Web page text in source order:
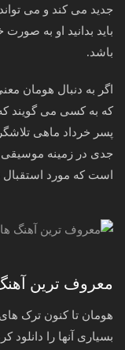
جدید می کند و می
باید بدانید او به صورت
باشد.
اگر به دنبال هومان
که به کسی می گویند که
جدی در زمینه موسیقی
است که مورد استقبال
معروف ترین
هومان تا کنون ترک
بسیاری آنها را دانلود